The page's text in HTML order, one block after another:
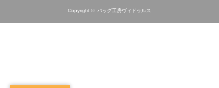
Copyright © バッグ工房ヴィドゥルス